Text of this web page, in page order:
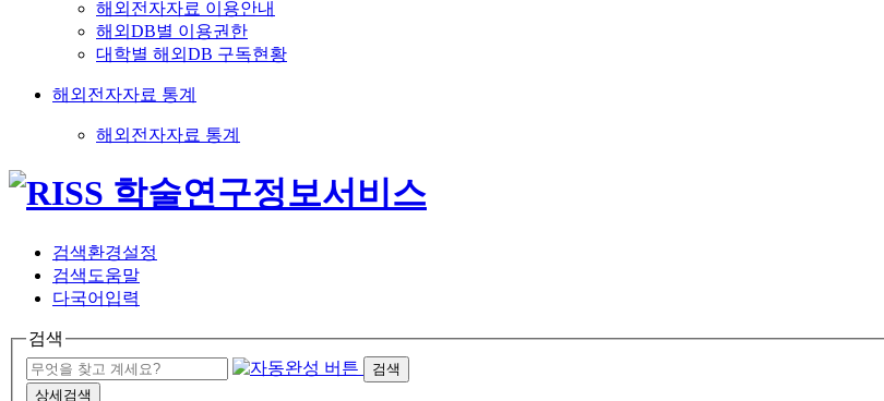
해외전자자료 이용안내
해외DB별 이용권한
대학별 해외DB 구독현황
해외전자자료 통계
해외전자자료 통계
검색환경설정
검색도움말
다국어입력
검색
검색
상세검색